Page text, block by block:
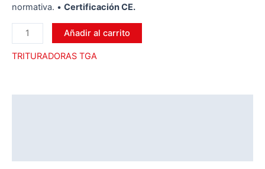
normativa. • Certificación CE.
Añadir al carrito
TRITURADORAS TGA